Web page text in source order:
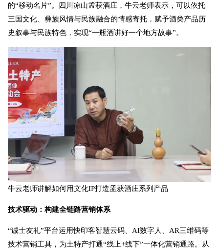
的“移动名片”。四川凉山孟获酒庄，牛云老师表示，可以依托
三国文化、彝族风情与民族融合的情感寄托，赋予酒类产品历
史叙事与民族特色，实现“一瓶酒讲好一个地方故事”。
牛云老师讲解如何用文化IP打造孟获酒庄系列产品
技术驱动：构建全链路营销体系
“诚士友礼”平台运用快印客智慧云码、AI数字人、AR三维码等
技术营销工具，为土特产打通“线上+线下”一体化营销通路。从